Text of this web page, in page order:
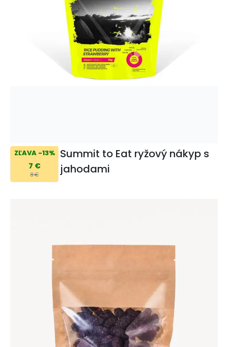
ZĽAVA -13%
7 €
8 €
Summit to Eat ryžový nákyp s
jahodami